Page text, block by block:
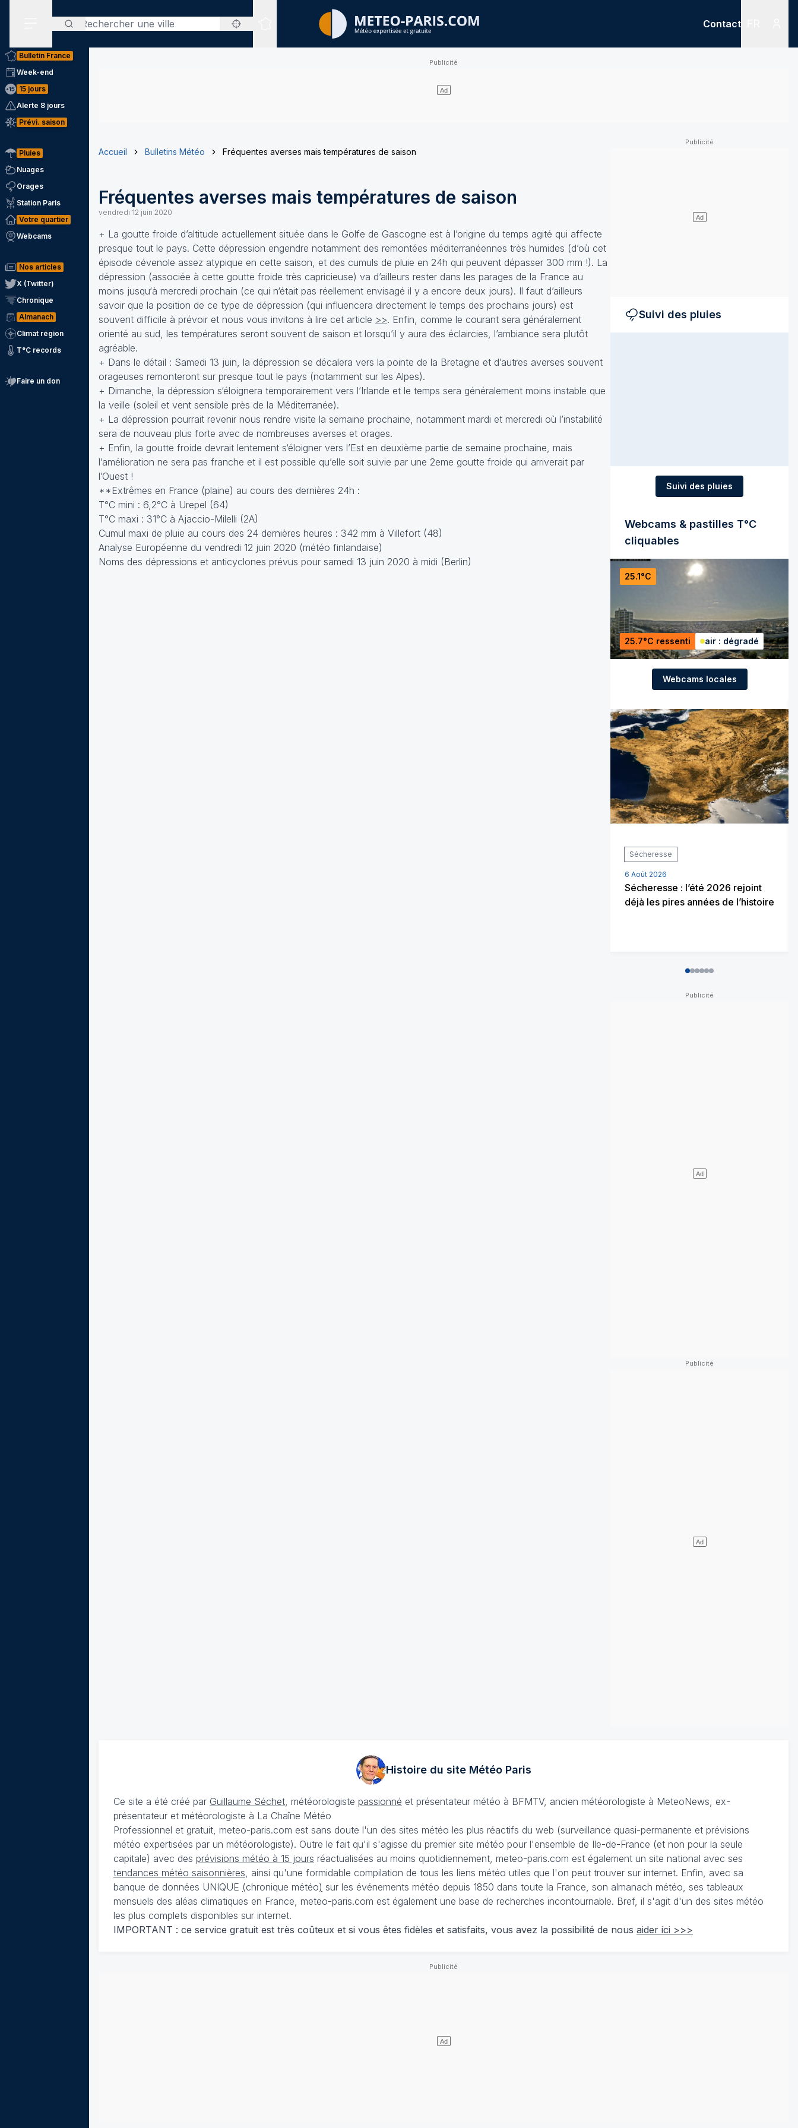
Rechercher
Sites expertisés
Contact
Bulletin France
Week-end
15 jours
Alerte 8 jours
Prévi. saison
Pluies
Nuages
Orages
Station Paris
Votre quartier
Webcams
Nos articles
X (Twitter)
Chronique
Almanach
Climat région
T°C records
Faire un don
Accueil Bulletins Météo Fréquentes averses mais températures de saison
Fréquentes averses mais températures de saison
vendredi 12 juin 2020
+ La goutte froide d’altitude actuellement située dans le Golfe de Gascogne est à l’origine du temps agité qui affecte
presque tout le pays. Cette dépression engendre notamment des remontées méditerranéennes très humides (d’où cet
épisode cévenole assez atypique en cette saison, et des cumuls de pluie en 24h qui peuvent dépasser 300 mm !). La
dépression (associée à cette goutte froide très capricieuse) va d’ailleurs rester dans les parages de la France au
moins jusqu‘à mercredi prochain (ce qui n‘était pas réellement envisagé il y a encore deux jours). Il faut d’ailleurs
savoir que la position de ce type de dépression (qui influencera directement le temps des prochains jours) est
souvent difficile à prévoir et nous vous invitons à lire cet article >>. Enfin, comme le courant sera généralement
orienté au sud, les températures seront souvent de saison et lorsqu’il y aura des éclaircies, l’ambiance sera plutôt
agréable.
+ Dans le détail : Samedi 13 juin, la dépression se décalera vers la pointe de la Bretagne et d’autres averses souvent
orageuses remonteront sur presque tout le pays (notamment sur les Alpes).
+ Dimanche, la dépression s‘éloignera temporairement vers l’Irlande et le temps sera généralement moins instable que
la veille (soleil et vent sensible près de la Méditerranée).
+ La dépression pourrait revenir nous rendre visite la semaine prochaine, notamment mardi et mercredi où l’instabilité
sera de nouveau plus forte avec de nombreuses averses et orages.
+ Enfin, la goutte froide devrait lentement s‘éloigner vers l’Est en deuxième partie de semaine prochaine, mais
l’amélioration ne sera pas franche et il est possible qu’elle soit suivie par une 2eme goutte froide qui arriverait par
l’Ouest !
**Extrêmes en France (plaine) au cours des dernières 24h :
T°C mini : 6,2°C à Urepel (64)
T°C maxi : 31°C à Ajaccio-Milelli (2A)
Cumul maxi de pluie au cours des 24 dernières heures : 342 mm à Villefort (48)
Analyse Européenne du vendredi 12 juin 2020 (météo finlandaise)
Noms des dépressions et anticyclones prévus pour samedi 13 juin 2020 à midi (Berlin)
Suivi des pluies
Suivi des pluies
Webcams & pastilles T°C
cliquables
25.1°C
25.7°C ressenti air : dégradé
Webcams locales
Sécheresse
6 Août 2026
Sécheresse : l’été 2026 rejoint
déjà les pires années de l’histoire
012345
Histoire du site MétéoParis
Ce site a été créé par Guillaume Séchet , météorologiste passionné et présentateur météo à BFMTV, ancien météorologiste à MeteoNews, ex-
présentateur et météorologiste à La Chaîne Météo
Professionnel et gratuit, meteo-paris.com est sans doute l'un des sites météo les plus réactifs du web (surveillance quasi-permanente et prévisions
météo expertisées par un météorologiste). Outre le fait qu'il s'agisse du premier site météo pour l'ensemble de Ile-de-France (et non pour la seule
capitale) avec des prévisions météo à 15 jours réactualisées au moins quotidiennement, meteo-paris.com est également un site national avec ses
tendances météo saisonnières , ainsi qu'une formidable compilation de tous les liens météo utiles que l'on peut trouver sur internet. Enfin, avec sa
banque de données UNIQUE (chronique météo) sur les événements météo depuis 1850 dans toute la France, son almanach météo, ses tableaux
mensuels des aléas climatiques en France, meteo-paris.com est également une base de recherches incontournable. Bref, il s'agit d'un des sites météo
les plus complets disponibles sur internet.
IMPORTANT : ce service gratuit est très coûteux et si vous êtes fidèles et satisfaits, vous avez la possibilité de nous aider ici >>>